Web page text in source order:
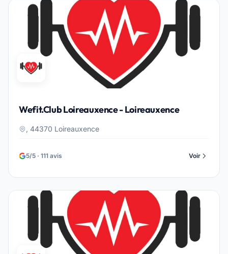
Wefit.Club Loireauxence - Loireauxence
, 44370 Loireauxence
5/5 · 111 avis Voir